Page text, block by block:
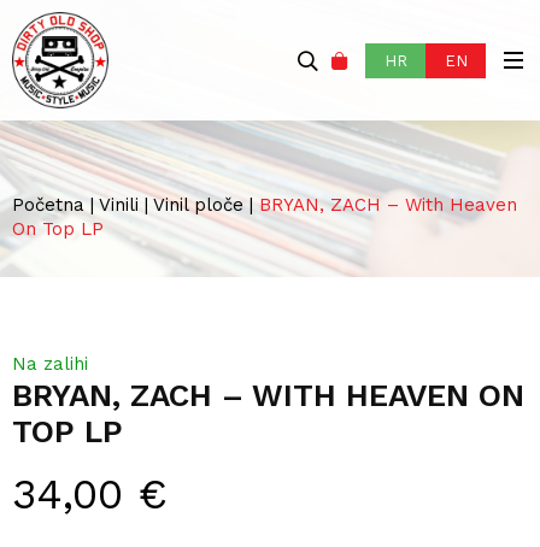
HR EN
Početna | Vinili | Vinil ploče|BRYAN, ZACH – With Heaven
On Top LP
BRYAN, ZACH – WITH HEAVEN ON
TOP LP
34,00 €
Na zalihi